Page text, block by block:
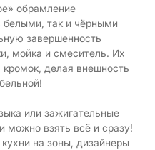
обрамление
белыми, так и чёрными
завершенность
мойка и смеситель. Их
кромок, делая внешность
или зажигательные
можно взять всё и сразу!
на зоны, дизайнеры